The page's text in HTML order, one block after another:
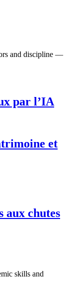
and discipline —
par l’IA
et
aux chutes
skills and